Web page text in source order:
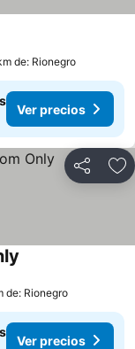
de: Rionegro
Ver precios
Compartir
de: Rionegro
Ver precios